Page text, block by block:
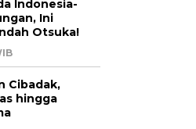
Indonesia-
Ini
Otsuka!
Cibadak,
hingga